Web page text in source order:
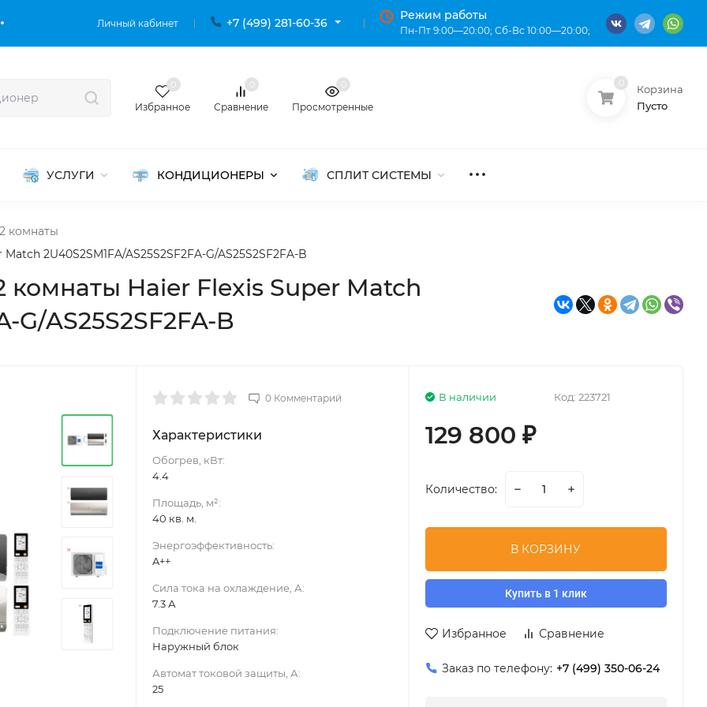
Личный кабинет +7 (499) 281-60-36
Режим работы
Пн-Пт 9:00—20:00; Сб-Вс 10:00—20:00;
Избранное Сравнение Просмотренные
Корзина
Пусто
УСЛУГИ КОНДИЦИОНЕРЫ СПЛИТ СИСТЕМЫ
2 комнаты
2U40S2SM1FA/AS25S2SF2FA-G/AS25S2SF2FA-B
комнаты Haier Flexis Super Match
G/AS25S2SF2FA-B
0 Комментарий
Характеристики
Обогрев, кВт:
4.4
Площадь, м²:
40 кв. м.
Энергоэффективность:
A++
Сила тока на охлаждение, А:
7.3 А
Подключение питания:
Наружный блок
Автомат токовой защиты, А:
25
Код: 223721
В наличии
129 800 ₽
Количество:
В КОРЗИНУ
Купить в 1 клик
Избранное Сравнение
Заказ по телефону: +7 (499) 350-06-24